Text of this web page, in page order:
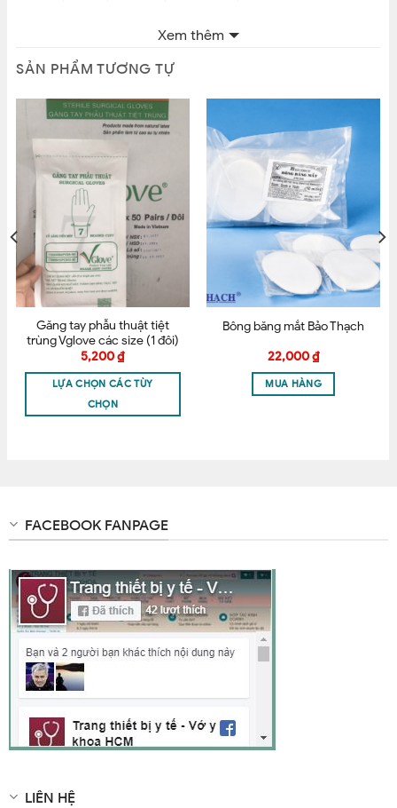
ĐÚNG CHẤT LƯỢNG
Hotline: 093.8866.209
Cảm ơn bạn đã dành thời gian tham khảo sản phẩm
của chúng tôi. Chúc bạn một ngày làm việc vui vẻ và
hiệu quả. Nếu cần tư vấn thêm về sản phẩm, cứ liên hệ
với chúng tôi đừng ngần ngại. Chúng tôi rất sẵn lòng
được phục vụ bạn.
Tên*
Email*
Lưu tên của tôi, email, và trang web trong trình
duyệt này cho lần bình luận kế tiếp của tôi.
Xem thêm
SẢN PHẨM TƯƠNG TỰ
Găng tay phẫu thuật tiệt
trùng Vglove các size (1 đôi)
5,200₫
LỰA CHỌN CÁC TÙY
CHỌN
Bông băng mắt Bảo Thạch
22,000₫
MUA HÀNG
FACEBOOK FANPAGE
LIÊN HỆ